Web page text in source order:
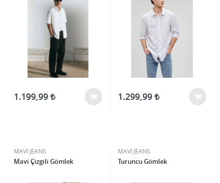
1.199,99 1.299,99
MAVİ JEANS
Mavi Çizgili Gömlek
MAVİ JEANS
Turuncu Gömlek